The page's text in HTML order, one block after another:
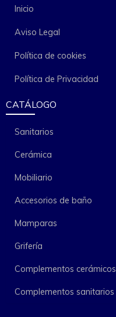
Inicio
Aviso Legal
Política de cookies
Política de Privacidad
CATÁLOGO
Sanitarios
Cerámica
Mobiliario
Accesorios de baño
Mamparas
Grifería
Complementos cerámicos
Complementos sanitarios